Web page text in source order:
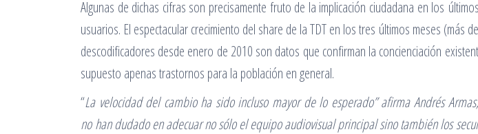
Algunas de dichas cifras son precisamente fruto de la implicación ciudadana en los
usuarios. El espectacular crecimiento del share de la TDT en los tres últimos meses
descodificadores desde enero de 2010 son datos que confirman la concienciación
supuesto apenas trastornos para la población en general.
“La velocidad del cambio ha sido incluso mayor de lo esperado” afirma Andrés
no han dudado en adecuar no sólo el equipo audiovisual principal sino también los